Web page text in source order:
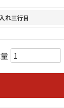
れ三行目